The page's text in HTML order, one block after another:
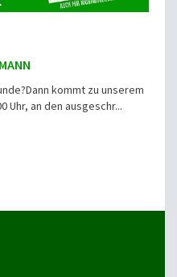
kommt zu unserem
Uhr, an den ausgeschr...